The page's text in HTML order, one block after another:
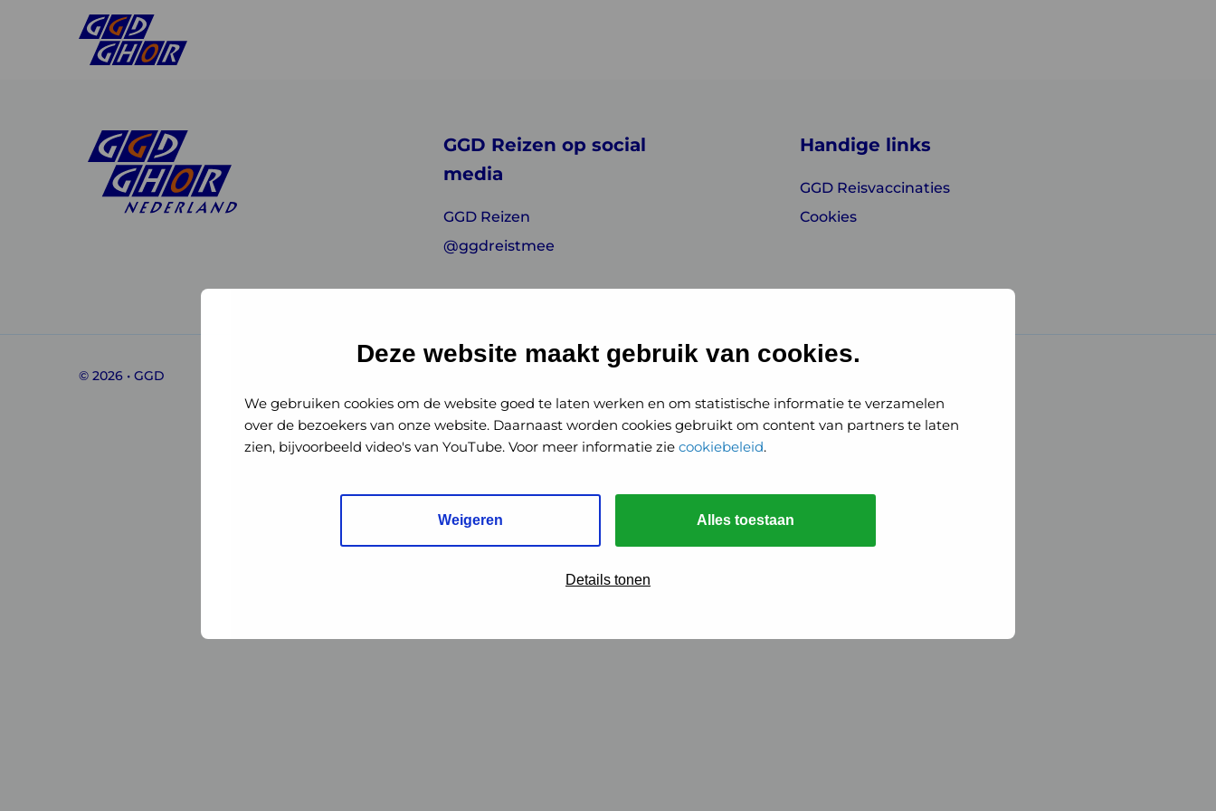
Deze website maakt gebruik van cookies.
We gebruiken cookies om de website goed te laten werken en om statistische informatie te verzamelen
over de bezoekers van onze website. Daarnaast worden cookies gebruikt om content van partners te laten
zien, bijvoorbeeld video's van YouTube. Voor meer informatie zie cookiebeleid.
Weigeren Alles toestaan
Details tonen
GHORGHOR
Nederland
GGD Reizen op social
media
GGD Reizen
@ggdreistmee
Handige links
GGD Reisvaccinaties
Cookies
© 2026 • GGD